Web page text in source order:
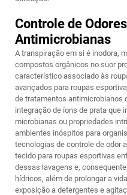
Controle de
Antimicrobianas
A transpiração em si é inodora,
compostos orgânicos no suor
característico associado às
avançados para roupas
de tratamentos antimicrobianos
integração de íons de prata que
microbianas ou propriedades
ambientes inóspitos para
tecnologias de controle de odor
tecido para roupas esportivas
dessas lavagens e,
hídricos, além de prolongar a
exposição a detergentes e